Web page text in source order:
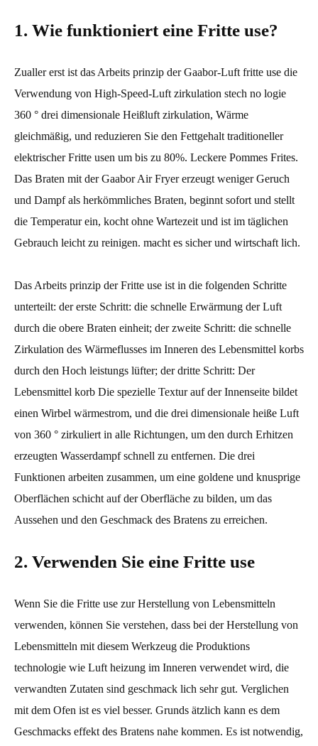
1. Wie funktioniert eine Fritte use?
Zualler erst ist das Arbeits prinzip der Gaabor-Luft fritte use die
Verwendung von High-Speed-Luft zirkulation stech no logie
360 ° drei dimensionale Heißluft zirkulation, Wärme
gleichmäßig, und reduzieren Sie den Fettgehalt traditioneller
elektrischer Fritte usen um bis zu 80%. Leckere Pommes Frites.
Das Braten mit der Gaabor Air Fryer erzeugt weniger Geruch
und Dampf als herkömmliches Braten, beginnt sofort und stellt
die Temperatur ein, kocht ohne Wartezeit und ist im täglichen
Gebrauch leicht zu reinigen. macht es sicher und wirtschaft lich.
Das Arbeits prinzip der Fritte use ist in die folgenden Schritte
unterteilt: der erste Schritt: die schnelle Erwärmung der Luft
durch die obere Braten einheit; der zweite Schritt: die schnelle
Zirkulation des Wärmeflusses im Inneren des Lebensmittel korbs
durch den Hoch leistungs lüfter; der dritte Schritt: Der
Lebensmittel korb Die spezielle Textur auf der Innenseite bildet
einen Wirbel wärmestrom, und die drei dimensionale heiße Luft
von 360 ° zirkuliert in alle Richtungen, um den durch Erhitzen
erzeugten Wasserdampf schnell zu entfernen. Die drei
Funktionen arbeiten zusammen, um eine goldene und knusprige
Oberflächen schicht auf der Oberfläche zu bilden, um das
Aussehen und den Geschmack des Bratens zu erreichen.
2. Verwenden Sie eine Fritte use
Wenn Sie die Fritte use zur Herstellung von Lebensmitteln
verwenden, können Sie verstehen, dass bei der Herstellung von
Lebensmitteln mit diesem Werkzeug die Produktions
technologie wie Luft heizung im Inneren verwendet wird, die
verwandten Zutaten sind geschmack lich sehr gut. Verglichen
mit dem Ofen ist es viel besser. Grunds ätzlich kann es dem
Geschmacks effekt des Bratens nahe kommen. Es ist notwendig,